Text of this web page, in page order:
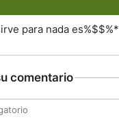
para nada
comentario